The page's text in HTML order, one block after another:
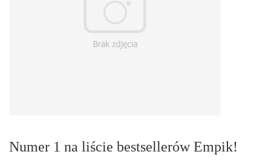
Numer 1 na liście bestsellerów Empik!